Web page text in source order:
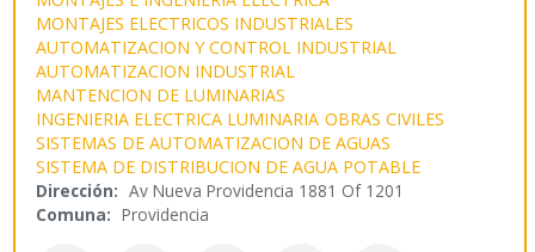
MONTAJES ELECTRICOS INDUSTRIALES
AUTOMATIZACION Y CONTROL INDUSTRIAL
AUTOMATIZACION INDUSTRIAL
MANTENCION DE LUMINARIAS
INGENIERIA ELECTRICA LUMINARIA OBRAS CIVILES
SISTEMAS DE AUTOMATIZACION DE AGUAS
SISTEMA DE DISTRIBUCION DE AGUA POTABLE
Dirección: Av Nueva Providencia 1881 Of 1201
Comuna: Providencia